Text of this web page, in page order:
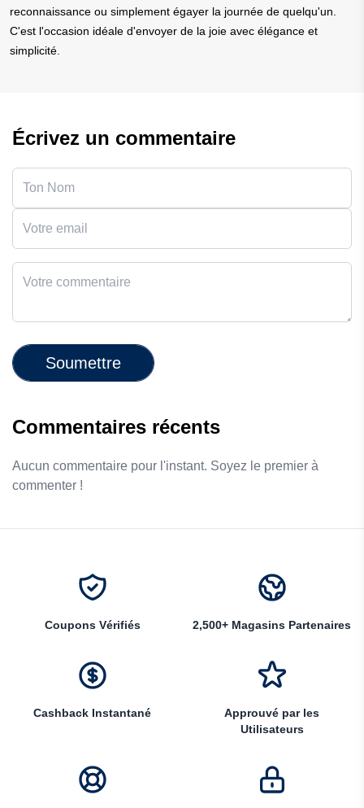
reconnaissance ou simplement égayer la journée de quelqu'un.
C'est l'occasion idéale d'envoyer de la joie avec élégance et
simplicité.
Écrivez un commentaire
Soumettre
Commentaires récents
Aucun commentaire pour l'instant. Soyez le premier à
commenter !
Coupons Vérifiés 2,500+ Magasins Partenaires
Cashback Instantané
Approuvé par les
Utilisateurs